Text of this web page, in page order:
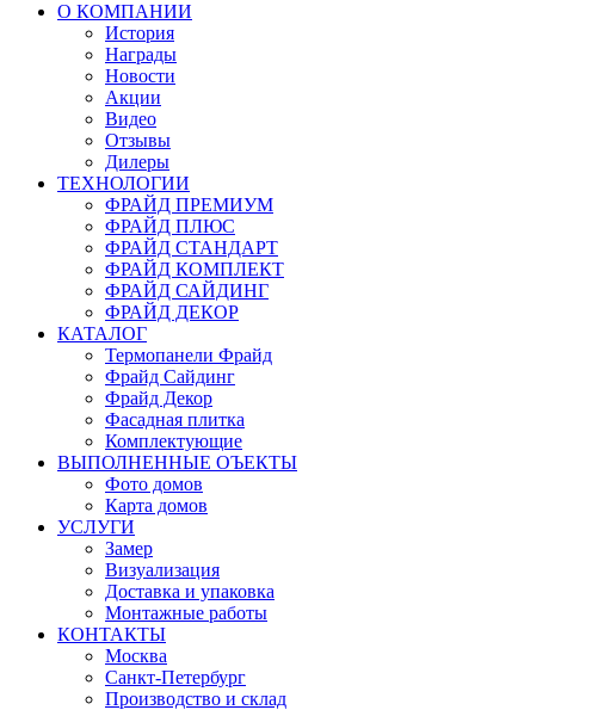
О КОМПАНИИ
История
Награды
Новости
Акции
Видео
Отзывы
Дилеры
ТЕХНОЛОГИИ
ФРАЙД ПРЕМИУМ
ФРАЙД ПЛЮС
ФРАЙД СТАНДАРТ
ФРАЙД КОМПЛЕКТ
ФРАЙД САЙДИНГ
ФРАЙД ДЕКОР
КАТАЛОГ
Термопанели Фрайд
Фрайд Сайдинг
Фрайд Декор
Фасадная плитка
Комплектующие
ВЫПОЛНЕННЫЕ ОЪЕКТЫ
Фото домов
Карта домов
УСЛУГИ
Замер
Визуализация
Доставка и упаковка
Монтажные работы
КОНТАКТЫ
Москва
Санкт-Петербург
Производство и склад